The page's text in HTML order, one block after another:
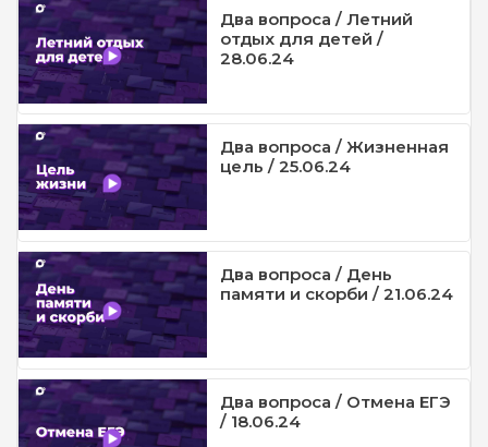
Два вопроса / Летний
отдых для детей /
28.06.24
Два вопроса / Жизненная
цель / 25.06.24
Два вопроса / День
памяти и скорби / 21.06.24
Два вопроса / Отмена ЕГЭ
/ 18.06.24